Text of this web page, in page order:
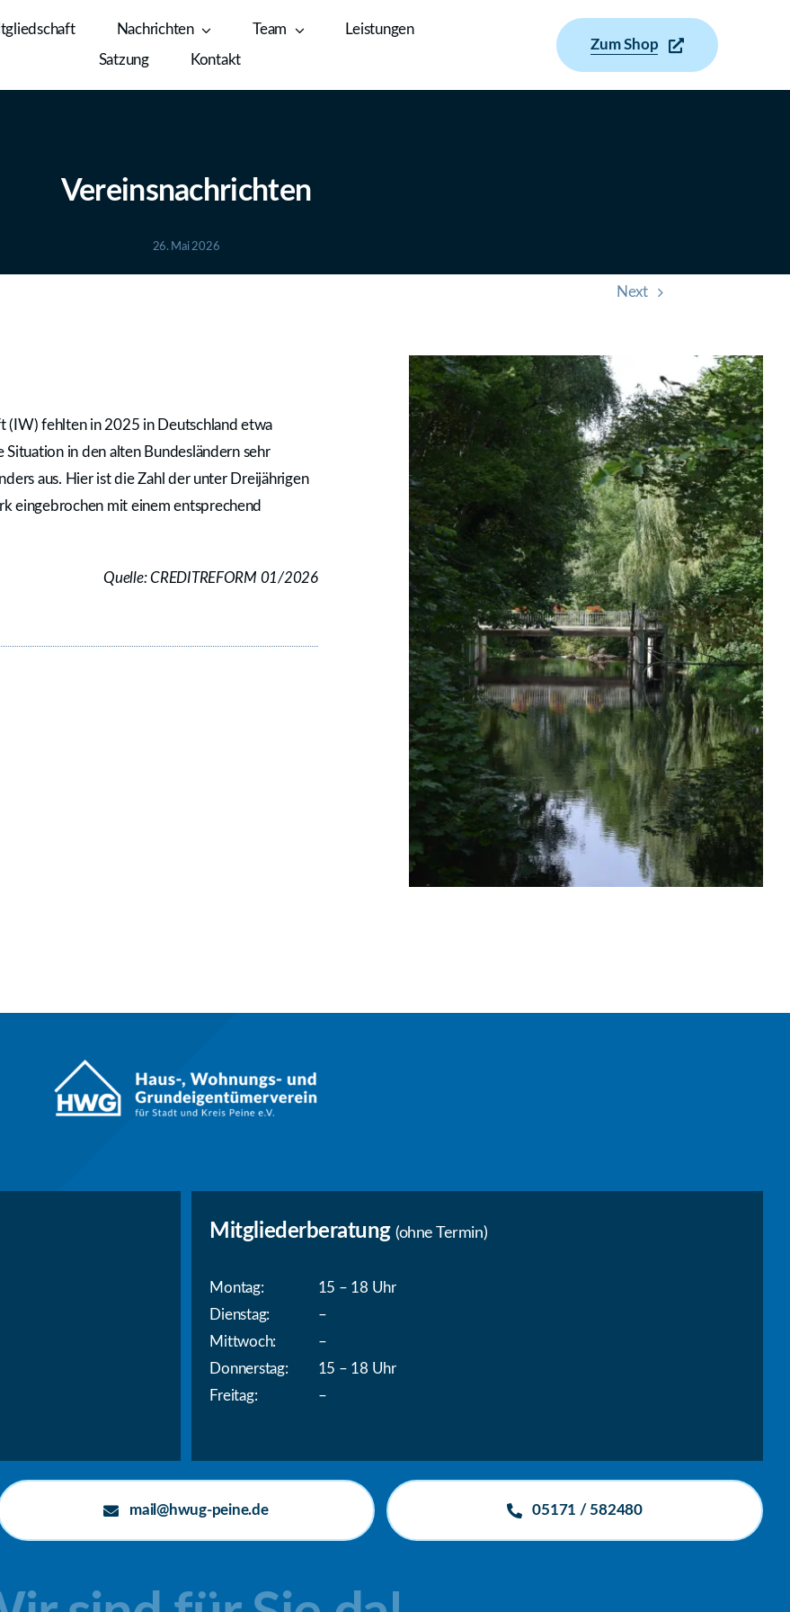
Nachrichten Team
Leistungen
Satzung
Kontakt
Zum Shop
Vereinsnachrichten
26. Mai 2026
Next
(IW) fehlten in 2025 in Deutschland etwa
in den alten Bundesländern sehr
aus. Hier ist die Zahl der unter Dreijährigen
eingebrochen mit einem entsprechend
Quelle: CREDITREFORM 01/2026
Mitgliederberatung(ohne Termin)
Montag:
Dienstag:
Mittwoch:
Donnerstag:
Freitag:
15 – 18 Uhr
–
–
15 – 18 Uhr
–
mail@hwug-peine.de 05171 / 582480